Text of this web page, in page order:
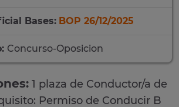
Bases: BOP 26/12/2025
Concurso-Oposicion
1 plaza de Conductor/a de
Permiso de Conducir B